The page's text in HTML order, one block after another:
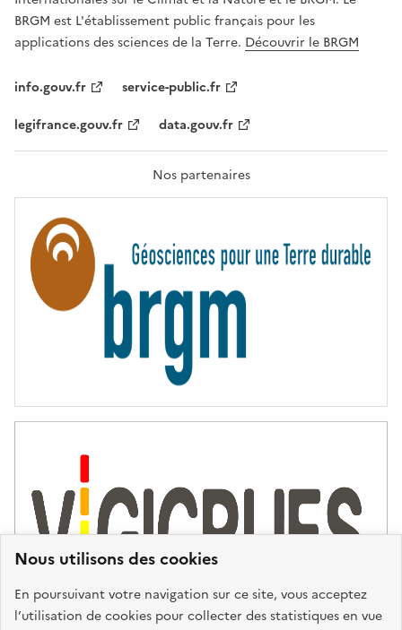
Nous utilisons des cookies
En poursuivant votre navigation sur ce site, vous acceptez
l’utilisation de cookies pour collecter des statistiques en vue
É
G
A
L
F
A
T
R
T
É
BRGM est L'établissement public français pour les
applications des sciences de la Terre. Découvrir le BRGM
info.gouv.fr
service-public.fr
legifrance.gouv.fr
data.gouv.fr
Nos partenaires